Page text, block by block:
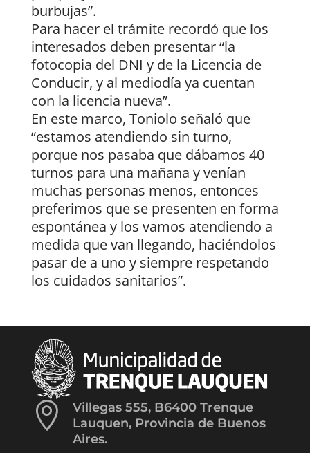
burbujas”.
Para hacer el trámite recordó que los
interesados deben presentar “la
fotocopia del DNI y de la Licencia de
Conducir, y al mediodía ya cuentan
con la licencia nueva”.
En este marco, Toniolo señaló que
“estamos atendiendo sin turno,
porque nos pasaba que dábamos 40
turnos para una mañana y venían
muchas personas menos, entonces
preferimos que se presenten en forma
espontánea y los vamos atendiendo a
medida que van llegando, haciéndolos
pasar de a uno y siempre respetando
los cuidados sanitarios”.

Villegas 555, B6400 Trenque
Lauquen, Provincia de Buenos
Aires.